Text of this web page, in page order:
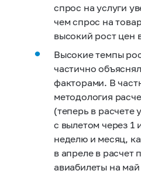
спрос на услуги
чем спрос на
высокий рост цен
Высокие темпы
частично
факторами. В
методология
(теперь в расчете
с вылетом через 1
неделю и месяц,
в апреле в расчет
авиабилеты на